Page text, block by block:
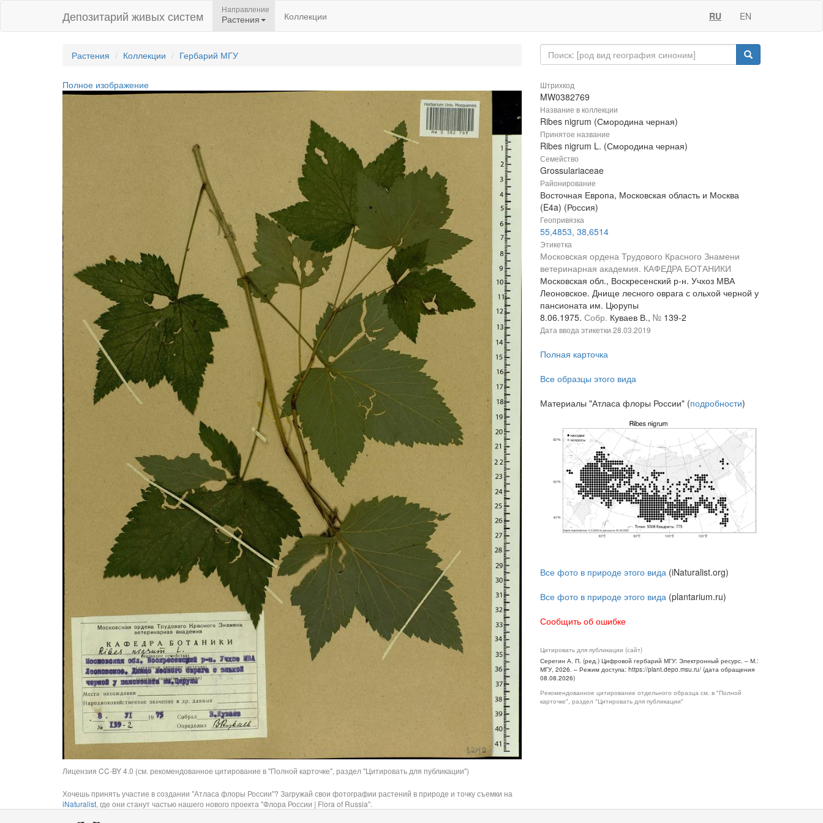
Депозитарий живых систем Направление
Растения Коллекции RU EN
Растения Коллекции Гербарий МГУ
Полное изображение
Лицензия CC-BY 4.0 (см. рекомендованное цитирование в "Полной карточке", раздел "Цитировать для публикации")
Хочешь принять участие в создании "Атласа флоры России"? Загружай свои фотографии растений в природе и точку съемки на
iNaturalist, где они станут частью нашего нового проекта "Флора России | Flora of Russia".
Штрихкод
MW0382769
Название в коллекции
Ribes nigrum (Смородина черная)
Принятое название
Ribes nigrum L. (Смородина черная)
Семейство
Grossulariaceae
Районирование
Восточная Европа, Московская область и Москва
(E4a) (Россия)
Геопривязка
55,4853, 38,6514
Этикетка
Московская ордена Трудового Красного Знамени
ветеринарная академия. КАФЕДРА БОТАНИКИ
Московская обл., Воскресенский р-н. Учхоз МВА
Леоновское. Днище лесного оврага с ольхой черной у
пансионата им. Цюрупы
8.06.1975. Собр. Куваев В., № 139-2
Дата ввода этикетки 28.03.2019
Полная карточка
Все образцы этого вида
Материалы "Атласа флоры России" (подробности)
Все фото в природе этого вида (iNaturalist.org)
Все фото в природе этого вида (plantarium.ru)
Сообщить об ошибке
Цитировать для публикации (сайт)
Серегин А. П. (ред.) Цифровой гербарий МГУ: Электронный ресурс. – М.:
МГУ, 2026. – Режим доступа: https://plant.depo.msu.ru/ (дата обращения
08.08.2026)
Рекомендованное цитирование отдельного образца см. в "Полной
карточке", раздел "Цитировать для публикации"